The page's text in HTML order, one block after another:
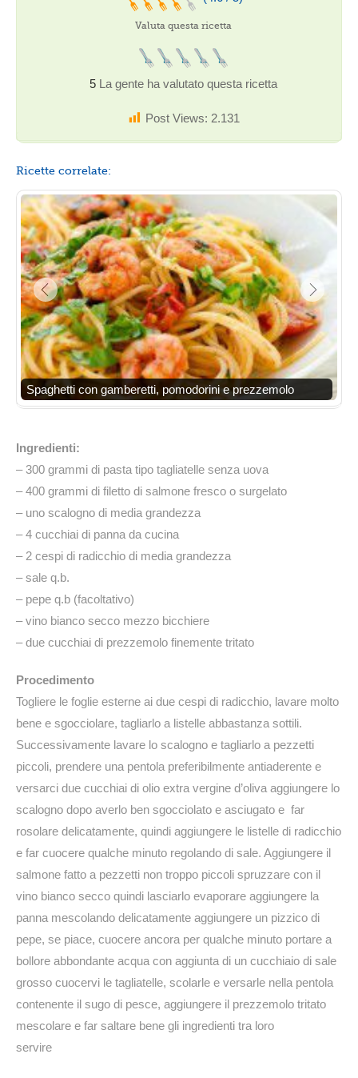
Valuta questa ricetta
5 La gente ha valutato questa ricetta
Post Views: 2.131
Ricette correlate:
Spaghetti con gamberetti, pomodorini e prezzemolo
Ingredienti:
– 300 grammi di pasta tipo tagliatelle senza uova
– 400 grammi di filetto di salmone fresco o surgelato
– uno scalogno di media grandezza
– 4 cucchiai di panna da cucina
– 2 cespi di radicchio di media grandezza
– sale q.b.
– pepe q.b (facoltativo)
– vino bianco secco mezzo bicchiere
– due cucchiai di prezzemolo finemente tritato
Procedimento
Togliere le foglie esterne ai due cespi di radicchio, lavare molto
bene e sgocciolare, tagliarlo a listelle abbastanza sottili.
Successivamente lavare lo scalogno e tagliarlo a pezzetti
piccoli, prendere una pentola preferibilmente antiaderente e
versarci due cucchiai di olio extra vergine d’oliva aggiungere lo
scalogno dopo averlo ben sgocciolato e asciugato e far
rosolare delicatamente, quindi aggiungere le listelle di radicchio
e far cuocere qualche minuto regolando di sale. Aggiungere il
salmone fatto a pezzetti non troppo piccoli spruzzare con il
vino bianco secco quindi lasciarlo evaporare aggiungere la
panna mescolando delicatamente aggiungere un pizzico di
pepe, se piace, cuocere ancora per qualche minuto portare a
bollore abbondante acqua con aggiunta di un cucchiaio di sale
grosso cuocervi le tagliatelle, scolarle e versarle nella pentola
contenente il sugo di pesce, aggiungere il prezzemolo tritato
mescolare e far saltare bene gli ingredienti tra loro
servire